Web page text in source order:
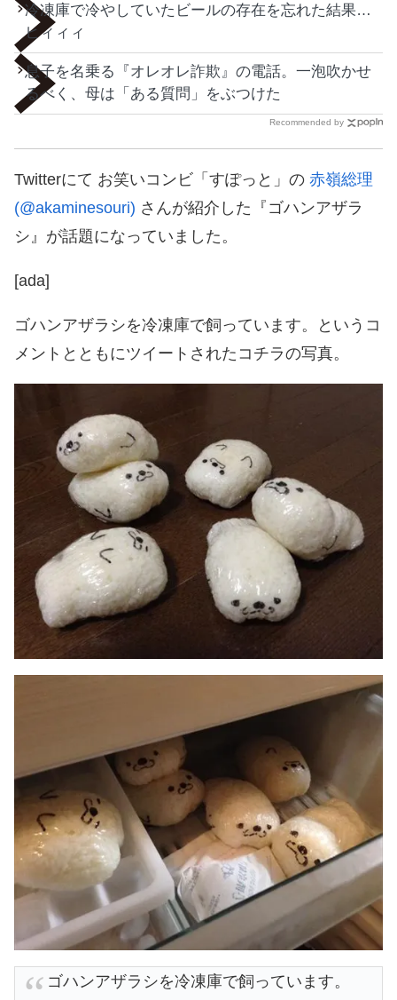
冷凍庫で冷やしていたビールの存在を忘れた結果…
ヒィィィ
息子を名乗る『オレオレ詐欺』の電話。一泡吹かせ
るべく、母は「ある質問」をぶつけた
Recommended by
Twitterにて お笑いコンビ「すぽっと」の 赤嶺総理
(@akaminesouri) さんが紹介した『ゴハンアザラ
シ』が話題になっていました。
[ada]
ゴハンアザラシを冷凍庫で飼っています。というコ
メントとともにツイートされたコチラの写真。
ゴハンアザラシを冷凍庫で飼っています。